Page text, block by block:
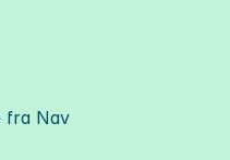
fra Nav